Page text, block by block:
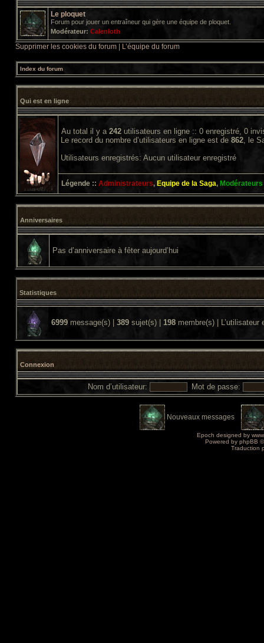
Le ploquet
Forum pour jouer un entraîneur qui gère une équipe de ploquet.
Modérateur: Calenloth
Supprimer les cookies du forum L’équipe du forum
Index du forum
Qui est en ligne
Au total il y a 242 utilisateurs en ligne :: 0 enregistré, 0
Le record du nombre d’utilisateurs en ligne est de 862, le
Utilisateurs enregistrés: Aucun utilisateur enregistré
Légende :: Administrateurs, Equipe de la Saga,
Anniversaires
Pas d’anniversaire à fêter aujourd’hui
Statistiques
6999 message(s) | 389 sujet(s) | 198 membre(s) |
Connexion
Nom d’utilisateur: Mot de passe:
Nouveaux messages
Epoch designed by
Powered by phpBB
Traduction